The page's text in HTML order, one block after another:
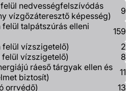
nedvességfelszívódás
vízgőzáteresztő képesség)
9
talpátszúrás elleni
159
felül vízszigetelő)
2
felül vízszigetelő)
8
ráeső tárgyak ellen és
biztosít)
11
orrvédő)
13